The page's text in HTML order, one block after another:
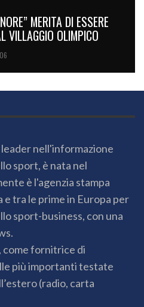
MERITA DI ESSERE
VILLAGGIO OLIMPICO
nell'informazione
sport, è nata nel
è l'agenzia stampa
tra le prime in Europa per
sport-business, con una
come fornitrice di
più importanti testate
(radio, carta